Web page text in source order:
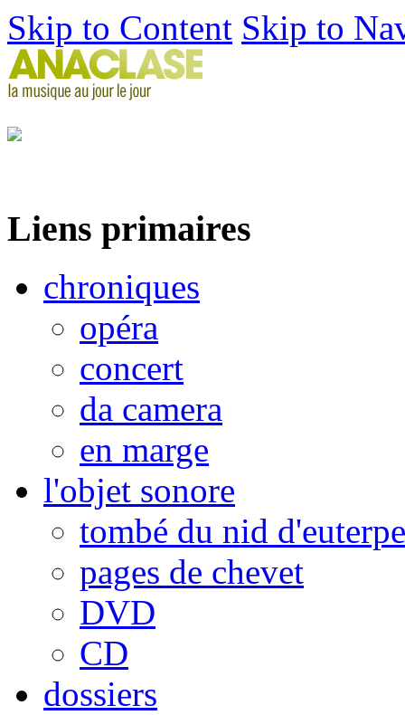
Skip to Content Skip to
Liens primaires
chroniques
opéra
concert
da camera
en marge
l'objet sonore
tombé du nid d'euterpe
pages de chevet
DVD
CD
dossiers